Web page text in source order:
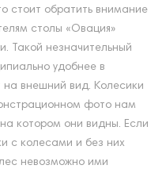
стоит обратить внимание
столы «Овация»
Такой незначительный
удобнее в
на внешний вид. Колесики
фото нам
котором они видны. Если
с колесами и без них
невозможно ими